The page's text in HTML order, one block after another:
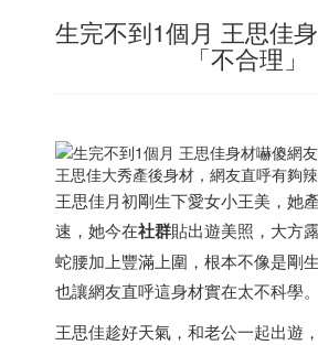
生完不到1個月 王思佳
「不合理」
王思佳大秀產後身材，網友直呼有夠
王思佳月初剛生下愛女小王美，她
速，她今在社群貼出遊美照，大方
蛇腰加上豐滿上圍，根本不像是剛
也讓網友直呼這身材實在太不科學。
王思佳趁好天氣，和老公一起出遊